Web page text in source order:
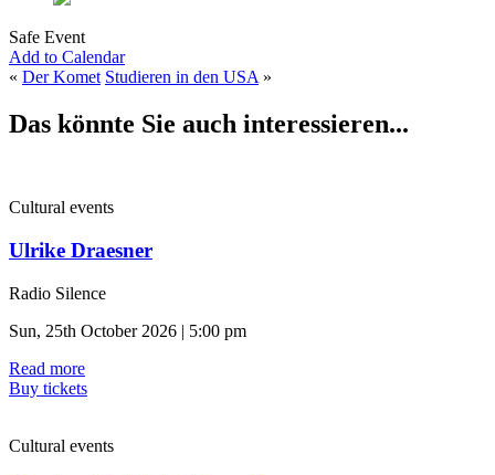
Safe Event
Add to Calendar
« Der Komet Studieren in den USA »
Das könnte Sie auch interessieren...
Cultural events
Ulrike Draesner
Radio Silence
Sun, 25th October 2026 | 5:00 pm
Read more
Buy tickets
Cultural events